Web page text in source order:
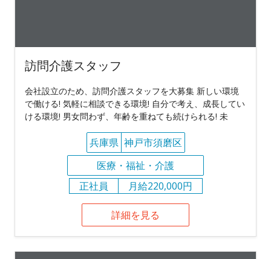
訪問介護スタッフ
会社設立のため、訪問介護スタッフを大募集 新しい環境
で働ける! 気軽に相談できる環境! 自分で考え、成長してい
ける環境! 男女問わず、年齢を重ねても続けられる! 未
兵庫県 神戸市須磨区
医療・福祉・介護
正社員
月給220,000円
詳細を見る